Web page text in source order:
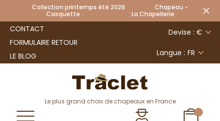
Collection printemps été 2026 Chapeau -
Casquette La Chapellerie
CONTACT
FORMULAIRE RETOUR
LE BLOG
Devise : €
Langue : FR
Le plus grand choix de chapeaux en France